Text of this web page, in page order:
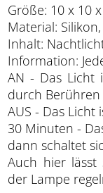
Größe: 10 x 10 x
Material: Silikon,
Inhalt:
Information:
AN - Das Licht
durch Berühren
AUS - Das Licht
30 Minuten -
dann schaltet
Auch hier lässt
der Lampe